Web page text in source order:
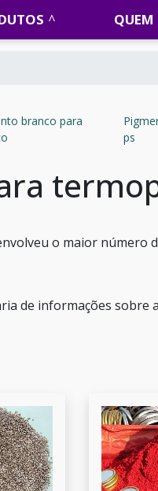
QUEM
branco para
ps
o maior número
de informações sobre